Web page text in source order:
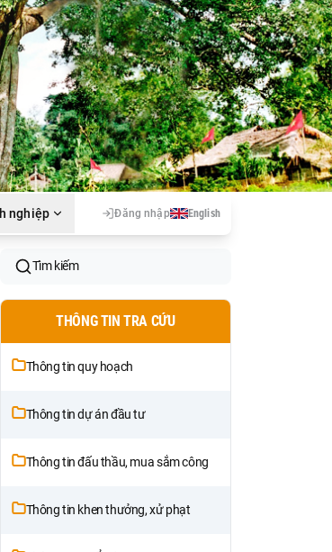
nghiệp Đăng nhập English
Tìm kiếm
THÔNG TIN TRA CỨU
Thông tin quy hoạch
Thông tin dự án đầu tư
Thông tin đấu thầu, mua sắm công
Thông tin khen thưởng, xử phạt